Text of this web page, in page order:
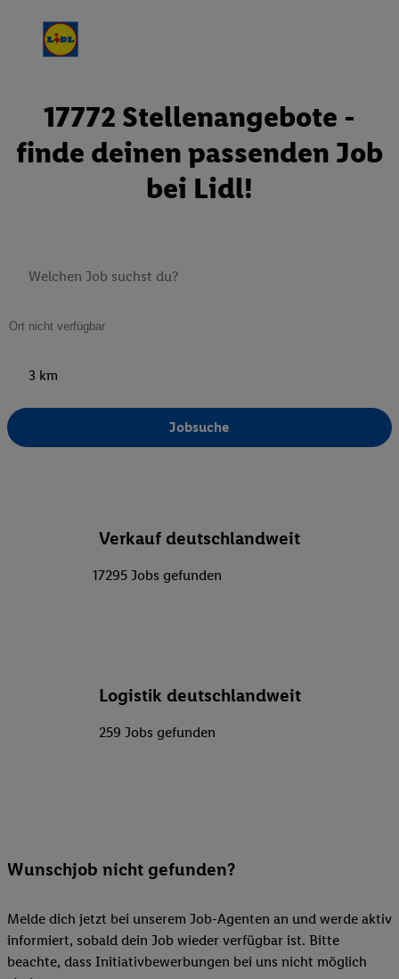
17772 Stellenangebote -
finde deinen passenden Job
bei Lidl!
3 km
Jobsuche
Verkauf deutschlandweit
17295 Jobs gefunden
Logistik deutschlandweit
259 Jobs gefunden
Wunschjob nicht gefunden?
Melde dich jetzt bei unserem Job-Agenten an und werde aktiv
informiert, sobald dein Job wieder verfügbar ist. Bitte
beachte, dass Initiativbewerbungen bei uns nicht möglich